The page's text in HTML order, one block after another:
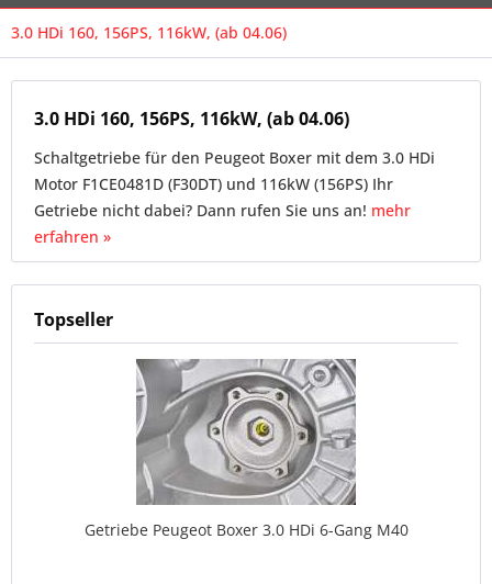
3.0 HDi 160, 156PS, 116kW, (ab 04.06)
3.0 HDi 160, 156PS, 116kW, (ab 04.06)
Schaltgetriebe für den Peugeot Boxer mit dem 3.0 HDi
Motor F1CE0481D (F30DT) und 116kW (156PS) Ihr
Getriebe nicht dabei? Dann rufen Sie uns an! mehr
erfahren »
Topseller
Getriebe Peugeot Boxer 3.0 HDi 6-Gang M40